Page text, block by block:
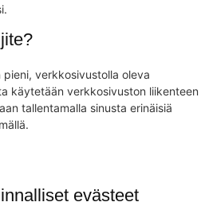
verkkosivustolla oleva
käytetään verkkosivuston liikenteen
tallentamalla sinusta erinäisiä
evästeet